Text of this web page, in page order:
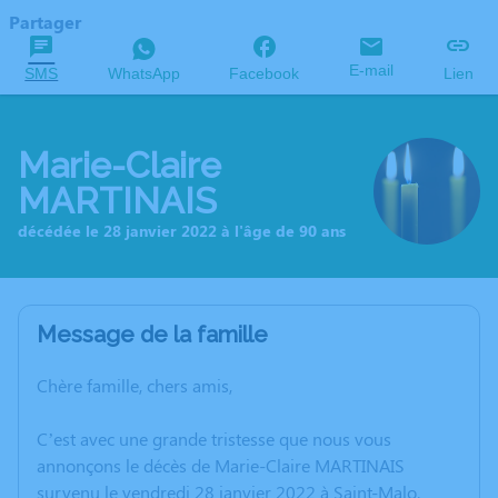
Partager
SMS WhatsApp Facebook E-mail Lien
Marie-Claire
MARTINAIS
décédée le 28 janvier 2022 à l'âge de 90 ans
Message de la famille
Chère famille, chers amis,
C’est avec une grande tristesse que nous vous
annonçons le décès de Marie-Claire MARTINAIS
survenu le vendredi 28 janvier 2022 à Saint-Malo.